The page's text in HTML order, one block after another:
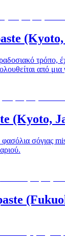
τρόπο,
από
(Kyoto,
φασόλια σόγιας